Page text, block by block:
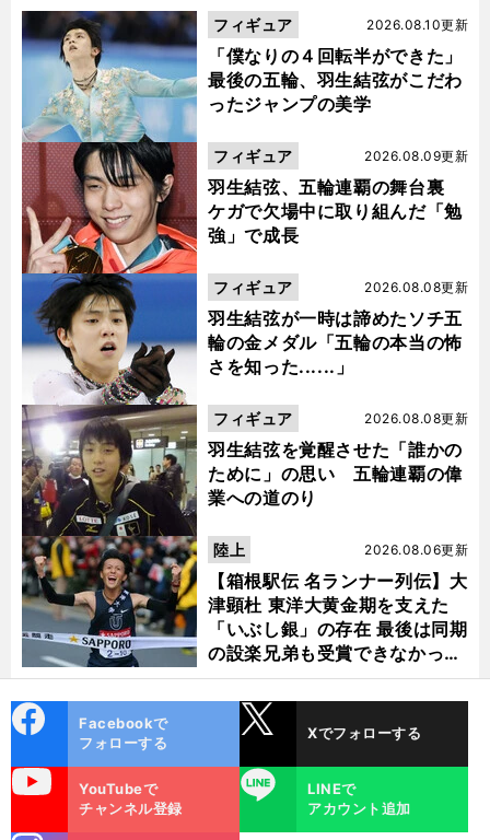
「僕なりの４回転半ができた」
最後の五輪、羽生結弦がこだわ
ったジャンプの美学
2026.08.10更新
フィギュア
羽生結弦、五輪連覇の舞台裏
ケガで欠場中に取り組んだ「勉
強」で成長
2026.08.09更新
フィギュア
羽生結弦が一時は諦めたソチ五
輪の金メダル「五輪の本当の怖
さを知った......」
2026.08.08更新
フィギュア
羽生結弦を覚醒させた「誰かの
ために」の思い 五輪連覇の偉
業への道のり
2026.08.08更新
フィギュア
【箱根駅伝 名ランナー列伝】大
津顕杜 東洋大黄金期を支えた
「いぶし銀」の存在 最後は同期
の設楽兄弟も受賞できなかった
金栗杯に輝く
2026.08.06更新
陸上
ok
Facebookで
フォローする
Xでフォローする
YouTubeで
チャンネル登録
LINE
LINEで
アカウント追加